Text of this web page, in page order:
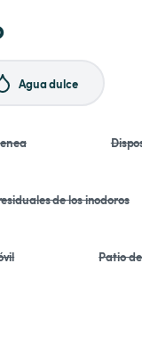
Agua dulce
de los inodoros
Patio